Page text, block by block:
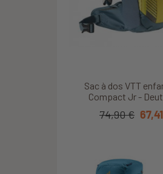
Super sac pour les enfants
2026/08/06
Très bon produit malheureusement il
bon coloris (vert au lieu de violet)
Sac à dos VTT
Compact Jr -
74,90 €